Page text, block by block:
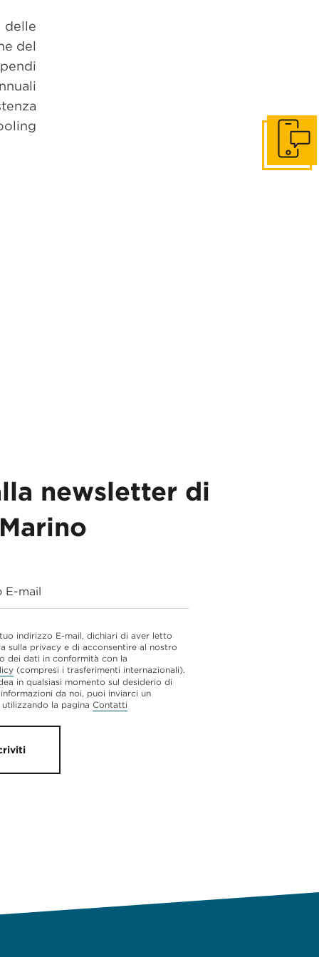
del
newsletter di
E-mail
indirizzo E-mail, dichiari di aver letto
sulla privacy e di acconsentire al nostro
dei dati in conformità con la
(compresi i trasferimenti internazionali).
in qualsiasi momento sul desiderio di
da noi, puoi inviarci un
la pagina Contatti
Contattaci